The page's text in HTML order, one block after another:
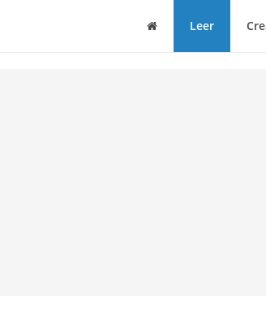
Casa Leer